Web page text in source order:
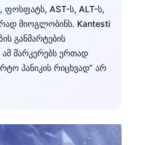
ფოსფატს, AST-ს, ALT-ს,
მიოგლობინს. Kantesti
განმარტების
მარკერებს ერთად
პანიკის რიცხვად“ არ